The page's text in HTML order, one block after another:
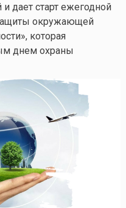
дает старт ежегодной
окружающей
которая
днем охраны